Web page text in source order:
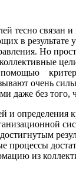
тесно связан
в
Но
помощью
очень
даже без того,
определения
процессы
из